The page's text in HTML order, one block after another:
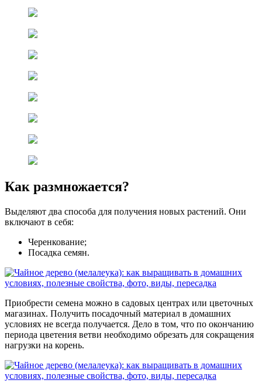
Как размножается?
Выделяют два способа для получения новых растений. Они
включают в себя:
Черенкование;
Посадка семян.
Приобрести семена можно в садовых центрах или цветочных
магазинах. Получить посадочный материал в домашних
условиях не всегда получается. Дело в том, что по окончанию
периода цветения ветви необходимо обрезать для сокращения
нагрузки на корень.